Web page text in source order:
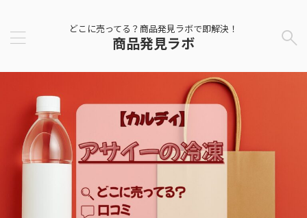
どこに売ってる？商品発見ラボで即解決！
商品発見ラボ